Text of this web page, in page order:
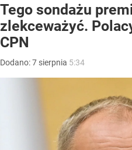
Tego sondażu
zlekceważyć.
CPN
Dodano:7 sierpnia 5:34